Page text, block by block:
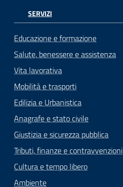
SERVIZI
Educazione e formazione
Salute, benessere e assistenza
Vita lavorativa
Mobilità e trasporti
Edilizia e Urbanistica
Anagrafe e stato civile
Giustizia e sicurezza pubblica
Tributi, finanze e contravvenzioni
Cultura e tempo libero
Ambiente